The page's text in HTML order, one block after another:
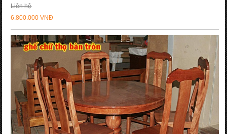
Liên hệ
6.800.000 VNĐ